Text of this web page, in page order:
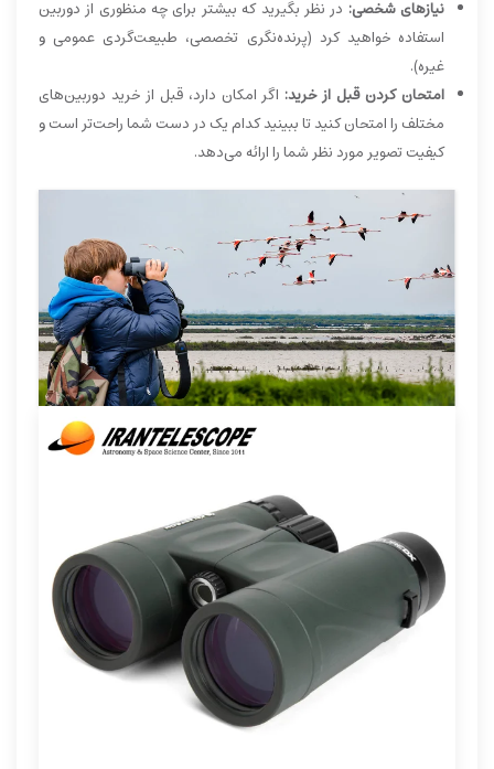
نیازهای شخصی: در نظر بگیرید که بیشتر برای چه منظوری از دوربین
استفاده خواهید کرد (پرنده‌نگری تخصصی، طبیعت‌گردی عمومی و
غیره).
امتحان کردن قبل از خرید: اگر امکان دارد، قبل از خرید دوربین‌های
مختلف را امتحان کنید تا ببینید کدام یک در دست شما راحت‌تر است و
کیفیت تصویر مورد نظر شما را ارائه می‌دهد.